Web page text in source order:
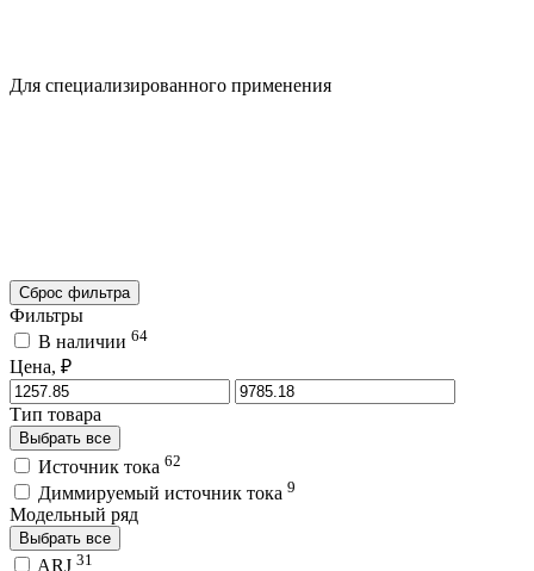
Для специализированного применения
Сброс фильтра
Фильтры
В наличии 64
Цена, ₽
Тип товара
Выбрать все
Источник тока 62
Диммируемый источник тока 9
Модельный ряд
Выбрать все
ARJ 31